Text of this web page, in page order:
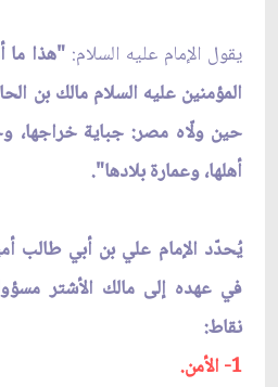
يقول الإمام عليه السلام: "هذا ما
المؤمنين عليه السلام مالك بن
حين ولّاه مصر: جباية خراجها،
أهلها، وعمارة بلادها".
يُحدّد الإمام علي بن أبي طالب
في عهده إلى مالك الأشتر
نقاط:
1- الأمن.